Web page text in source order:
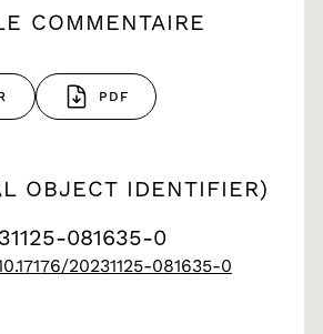
COMMENTAIRE
PDF
OBJECT IDENTIFIER)
081635-0
20231125-081635-0